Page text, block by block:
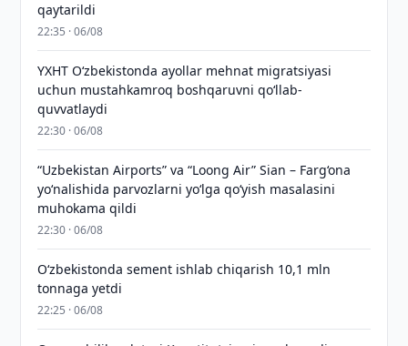
qaytarildi
22:35 · 06/08
YXHT O‘zbekistonda ayollar mehnat migratsiyasi
uchun mustahkamroq boshqaruvni qo‘llab-
quvvatlaydi
22:30 · 06/08
“Uzbekistan Airports” va “Loong Air” Sian – Farg‘ona
yo‘nalishida parvozlarni yo‘lga qo‘yish masalasini
muhokama qildi
22:30 · 06/08
O‘zbekistonda sement ishlab chiqarish 10,1 mln
tonnaga yetdi
22:25 · 06/08